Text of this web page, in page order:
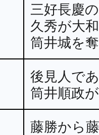
三好長慶
久秀が大
筒井城を
後見人で
筒井順政が
藤勝から